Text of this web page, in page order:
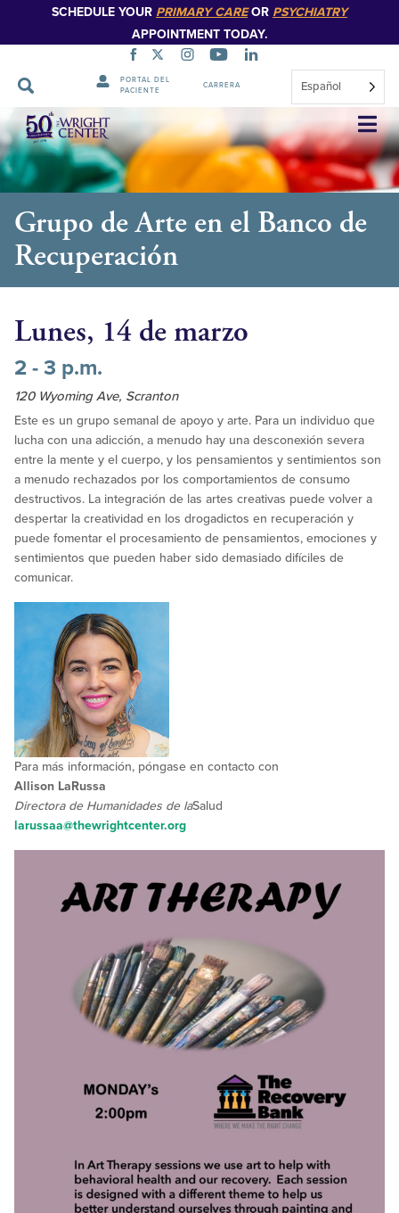
SCHEDULE YOUR PRIMARY CAREOR PSYCHIATRY
APPOINTMENT TODAY.
PORTAL DEL
PACIENTE
CARRERA Español
Saltar
navegación
Grupo de Arte en el Banco de
Recuperación
Lunes, 14 de marzo
2 - 3 p.m.
120 Wyoming Ave, Scranton
Este es un grupo semanal de apoyo y arte. Para un individuo que
lucha con una adicción, a menudo hay una desconexión severa
entre la mente y el cuerpo, y los pensamientos y sentimientos son
a menudo rechazados por los comportamientos de consumo
destructivos. La integración de las artes creativas puede volver a
despertar la creatividad en los drogadictos en recuperación y
puede fomentar el procesamiento de pensamientos, emociones y
sentimientos que pueden haber sido demasiado difíciles de
comunicar.
Para más información, póngase en contacto con
Allison LaRussa
Directora de Humanidades de laSalud
larussaa@thewrightcenter.org